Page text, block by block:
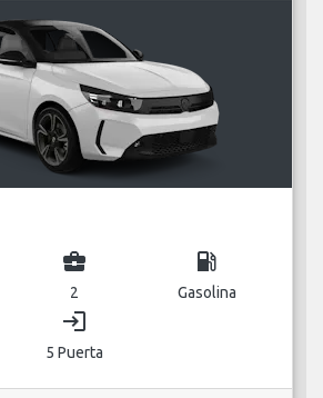
business_center
2
local_gas_station
Gasolina
login
5 Puerta